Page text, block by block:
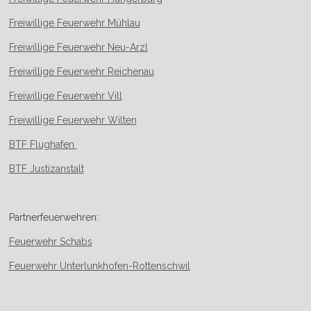
Freiwillige Feuerwehr Mühlau
Freiwillige Feuerwehr Neu-Arzl
Freiwillige Feuerwehr Reichenau
Freiwillige Feuerwehr Vill
Freiwillige Feuerwehr Wilten
BTF Flughafen
BTF Justizanstalt
Partnerfeuerwehren:
Feuerwehr Schabs
Feuerwehr Unterlunkhofen-Rottenschwil